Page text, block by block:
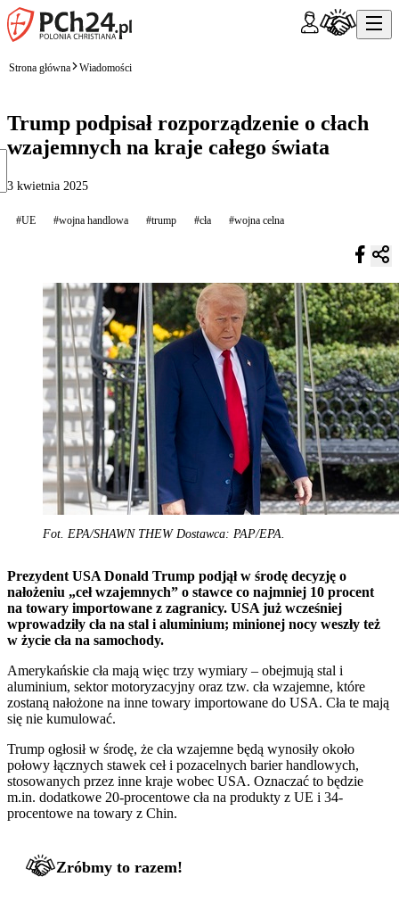
Strona główna Wiadomości
Trump podpisał rozporządzenie o cłach
wzajemnych na kraje całego świata
3 kwietnia 2025
#UE #wojna handlowa #trump #cła #wojna celna
Fot. EPA/SHAWN THEW Dostawca: PAP/EPA.
Prezydent USA Donald Trump podjął w środę decyzję o
nałożeniu „ceł wzajemnych” o stawce co najmniej 10 procent
na towary importowane z zagranicy. USA już wcześniej
wprowadziły cła na stal i aluminium; minionej nocy weszły też
w życie cła na samochody.
Amerykańskie cła mają więc trzy wymiary – obejmują stal i
aluminium, sektor motoryzacyjny oraz tzw. cła wzajemne, które
zostaną nałożone na inne towary importowane do USA. Cła te mają
się nie kumulować.
Trump ogłosił w środę, że cła wzajemne będą wynosiły około
połowy łącznych stawek ceł i pozacelnych barier handlowych,
stosowanych przez inne kraje wobec USA. Oznaczać to będzie
m.in. dodatkowe 20-procentowe cła na produkty z UE i 34-
procentowe na towary z Chin.
Zróbmy to razem!